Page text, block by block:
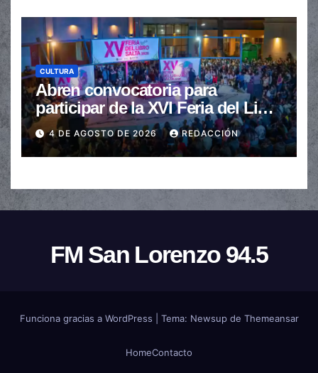
CULTURA
Abren convocatoria para
participar de la XVI Feria del Libro
de Salta
4 DE AGOSTO DE 2026 REDACCIÓN
FM San Lorenzo 94.5
Funciona gracias a WordPress Tema: Newsupde Themeansar
HomeContacto